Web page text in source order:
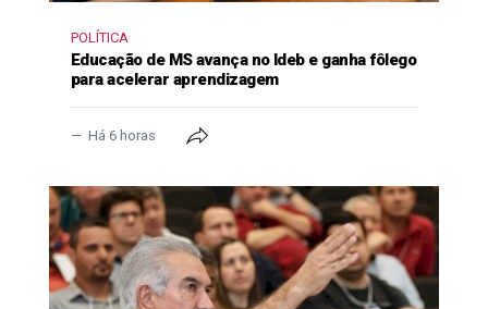
POLÍTICA
Educação de MS avança no Ideb e ganha fôlego
para acelerar aprendizagem
Há 6 horas